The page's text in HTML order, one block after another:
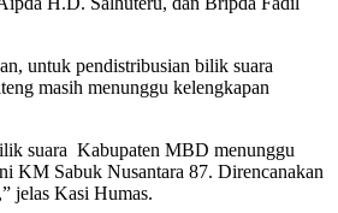
untuk pendistribusian bilik suara
masih menunggu kelengkapan
suara Kabupaten MBD menunggu
KM Sabuk Nusantara 87. Direncanakan
jelas Kasi Humas.